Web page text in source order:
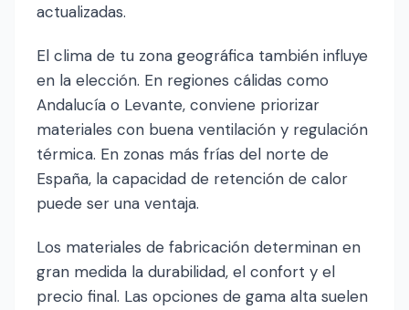
actualizadas.
El clima de tu zona geográfica también influye
en la elección. En regiones cálidas como
Andalucía o Levante, conviene priorizar
materiales con buena ventilación y regulación
térmica. En zonas más frías del norte de
España, la capacidad de retención de calor
puede ser una ventaja.
Los materiales de fabricación determinan en
gran medida la durabilidad, el confort y el
precio final. Las opciones de gama alta suelen